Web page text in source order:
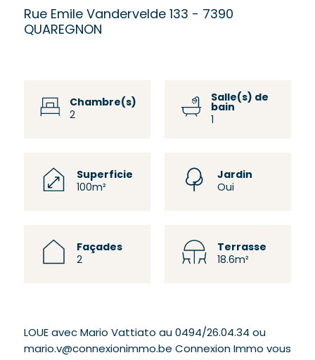
Rue Emile Vandervelde 133 - 7390
QUAREGNON
Chambre(s)
2
Salle(s) de
bain
Superficie
100m²
Jardin
Oui
Façades
2
Terrasse
18.6m²
LOUE avec Mario Vattiato au 0494/26.04.34 ou
mario.v@connexionimmo.be Connexion Immo vous